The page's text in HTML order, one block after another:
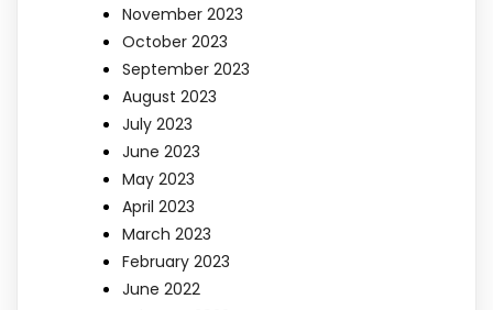
November 2023
October 2023
September 2023
August 2023
July 2023
June 2023
May 2023
April 2023
March 2023
February 2023
June 2022